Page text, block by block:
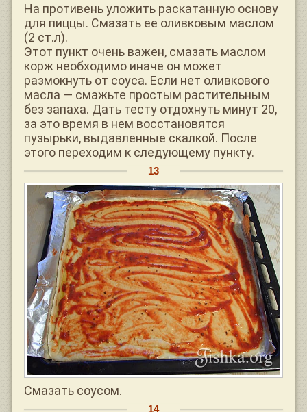
На противень уложить раскатанную основу
для пиццы. Смазать ее оливковым маслом
(2 ст.л).
Этот пункт очень важен, смазать маслом
корж необходимо иначе он может
размокнуть от соуса. Если нет оливкового
масла — смажьте простым растительным
без запаха. Дать тесту отдохнуть минут 20,
за это время в нем восстановятся
пузырьки, выдавленные скалкой. После
этого переходим к следующему пункту.
Смазать соусом.